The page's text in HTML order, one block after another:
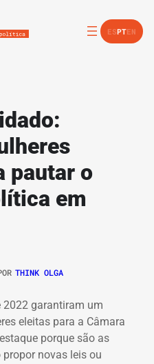
ESPTEN
pautar o
em
THINK OLGA
2022 garantiram um
eleitas para a Câmara
porque são as
novas leis ou